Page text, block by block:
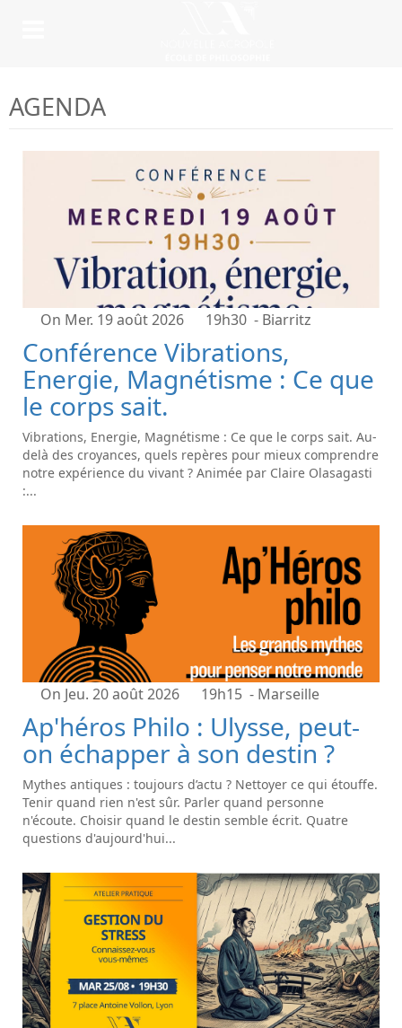
AGENDA
On Mer. 19 août 2026 19h30 - Biarritz
Conférence Vibrations,
Energie, Magnétisme : Ce que
le corps sait.
Vibrations, Energie, Magnétisme : Ce que le corps sait. Au-
delà des croyances, quels repères pour mieux comprendre
notre expérience du vivant ? Animée par Claire Olasagasti
:...
On Jeu. 20 août 2026 19h15 - Marseille
Ap'héros Philo : Ulysse, peut-
on échapper à son destin ?
Mythes antiques : toujours d’actu ? Nettoyer ce qui étouffe.
Tenir quand rien n'est sûr. Parler quand personne
n'écoute. Choisir quand le destin semble écrit. Quatre
questions d'aujourd'hui...